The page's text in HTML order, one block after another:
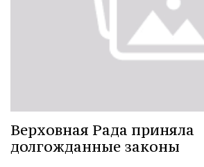
Верховная Рада приняла
долгожданные законы